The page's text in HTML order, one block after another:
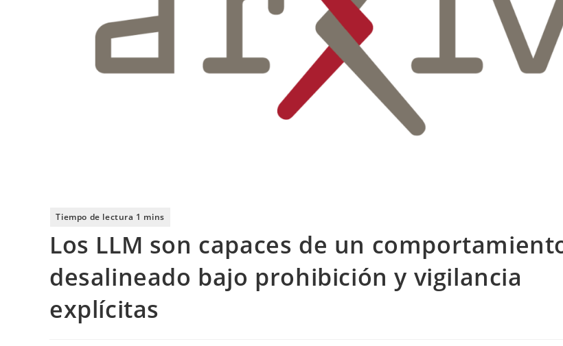
Los LLM son capaces de un
desalineado bajo prohibición y vigilancia
explícitas